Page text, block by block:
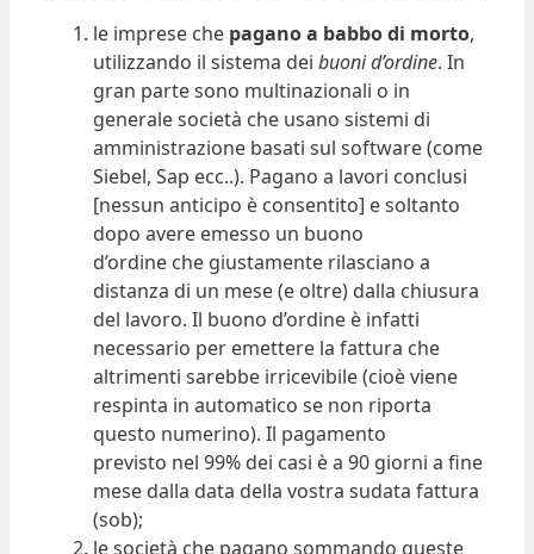
le imprese che pagano a babbo di morto,
utilizzando il sistema dei buoni d’ordine. In
gran parte sono multinazionali o in
generale società che usano sistemi di
amministrazione basati sul software (come
Siebel, Sap ecc..). Pagano a lavori conclusi
[nessun anticipo è consentito] e soltanto
dopo avere emesso un buono
d’ordine che giustamente rilasciano a
distanza di un mese (e oltre) dalla chiusura
del lavoro. Il buono d’ordine è infatti
necessario per emettere la fattura che
altrimenti sarebbe irricevibile (cioè viene
respinta in automatico se non riporta
questo numerino). Il pagamento
previsto nel 99% dei casi è a 90 giorni a fine
mese dalla data della vostra sudata fattura
(sob);
le società che pagano sommando queste